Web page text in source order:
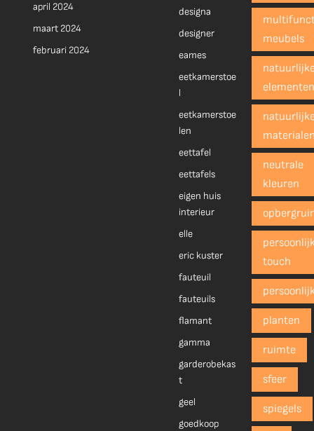
april 2024
maart 2024
februari 2024
designa
designer
eames
eetkamerstoe
l
eetkamerstoe
len
eettafel
eettafels
eigen huis
interieur
elle
eric kuster
fauteuil
fauteuils
flamant
gamma
garderobekas
t
geel
goedkoop
meubels
neutrale
kleuren
touch
planten
ruimte
sfeer
spiegels